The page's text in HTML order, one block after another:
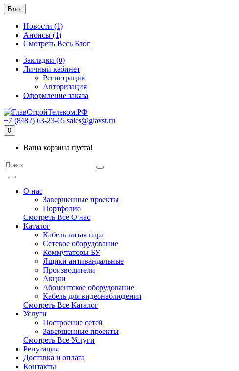
Блог
Новости (1)
Анонсы (1)
Смотреть Весь Блог
Закладки (0)
Личный кабинет
Регистрация
Авторизация
Оформление заказа
+7 (8482) 63-23-05 sales@glavst.ru
0
Ваша корзина пуста!
О нас
Завершенные проекты
Портфолио
Смотреть Все О нас
Каталог
Кабель витая пара
Сетевое оборудование
Коммутаторы БУ
Ящики антивандальные
Производители
Акции
Абонентское оборудование
Кабель для видеонаблюдения
Смотреть Все Каталог
Услуги
Построение сетей
Завершенные проекты
Смотреть Все Услуги
Репутация
Доставка и оплата
Контакты